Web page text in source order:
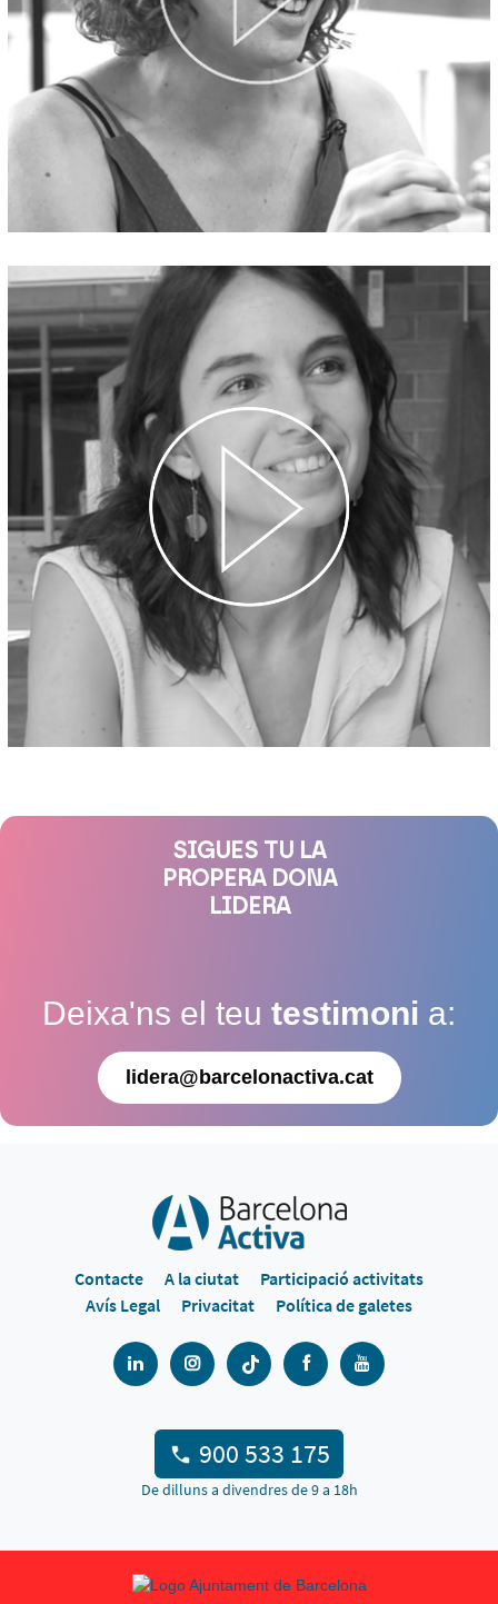
SIGUES TU LA
PROPERA DONA
LIDERA
Deixa'ns el teu testimoni a:
lidera@barcelonactiva.cat
Contacte A la ciutat
Participació activitats
Avís Legal
Privacitat Política de galetes
900 533 175
De dilluns a divendres de 9 a 18h